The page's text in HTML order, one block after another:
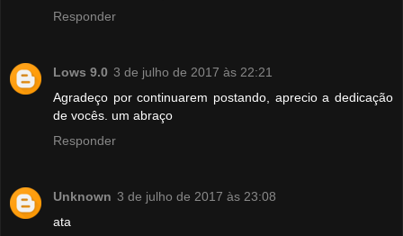
Responder
Lows 9.0 3 de julho de 2017 às 22:21
Agradeço por continuarem postando, aprecio a dedicação
de vocês. um abraço
Responder
Unknown 3 de julho de 2017 às 23:08
ata